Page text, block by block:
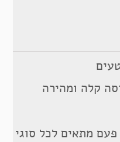
קלה ומהירה
מתאים לכל סוגי